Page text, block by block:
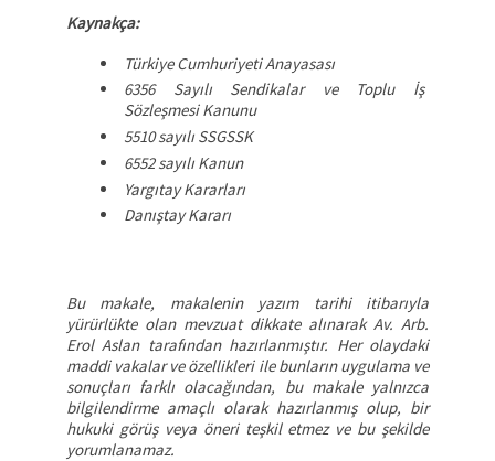
Kaynakça:
Türkiye Cumhuriyeti Anayasası
6356 Sayılı Sendikalar ve Toplu İş
Sözleşmesi Kanunu
5510 sayılı SSGSSK
6552 sayılı Kanun
Yargıtay Kararları
Danıştay Kararı
Bu makale, makalenin yazım tarihi itibarıyla
yürürlükte olan mevzuat dikkate alınarak Av. Arb.
Erol Aslan tarafından hazırlanmıştır. Her olaydaki
maddi vakalar ve özellikleri ile bunların uygulama ve
sonuçları farklı olacağından, bu makale yalnızca
bilgilendirme amaçlı olarak hazırlanmış olup, bir
hukuki görüş veya öneri teşkil etmez ve bu şekilde
yorumlanamaz.